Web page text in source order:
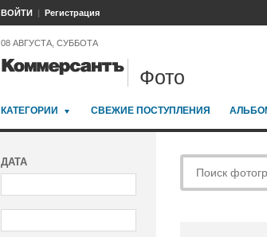
ВОЙТИ Регистрация
08 АВГУСТА, СУББОТА
Фото
КАТЕГОРИИ СВЕЖИЕ ПОСТУПЛЕНИЯ
ДАТА